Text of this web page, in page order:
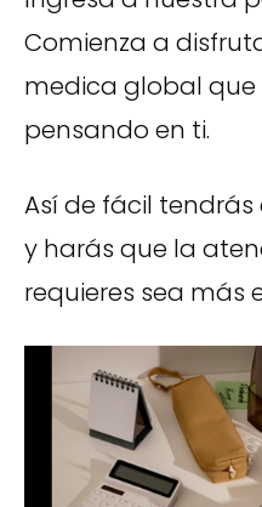
Comienza a
medica global
pensando en ti.
Así de fácil
y harás que la
requieres sea más